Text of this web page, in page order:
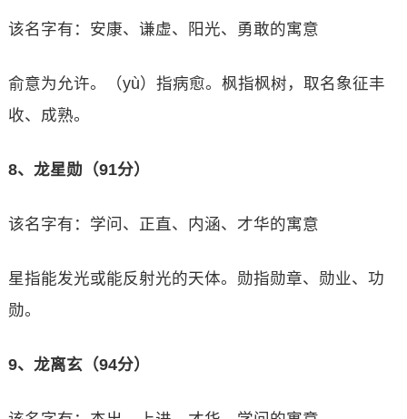
该名字有：安康、谦虚、阳光、勇敢的寓意
俞意为允许。（yù）指病愈。枫指枫树，取名象征丰
收、成熟。
8、龙星勋（91分）
该名字有：学问、正直、内涵、才华的寓意
星指能发光或能反射光的天体。勋指勋章、勋业、功
勋。
9、龙离玄（94分）